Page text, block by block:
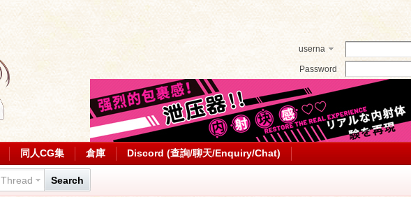
userna
Password
同人CG集 倉庫 Discord (查詢/聊天/Enquiry/Chat)
Thread Search